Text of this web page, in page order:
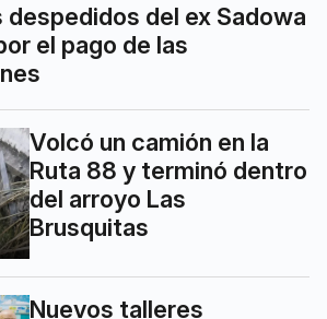
despedidos del ex Sadowa
el pago de las
Volcó un camión en la
Ruta 88 y terminó dentro
del arroyo Las
Brusquitas
Nuevos talleres